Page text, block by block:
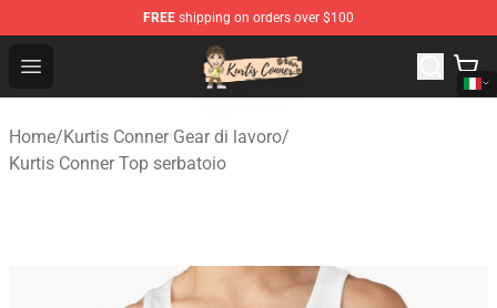
FREE shipping on orders over $100
Open menu
Kurtis Conner Store - Official Kurtis Conner Merchandise
Home/Kurtis Conner Gear di lavoro/
Kurtis Conner Top serbatoio